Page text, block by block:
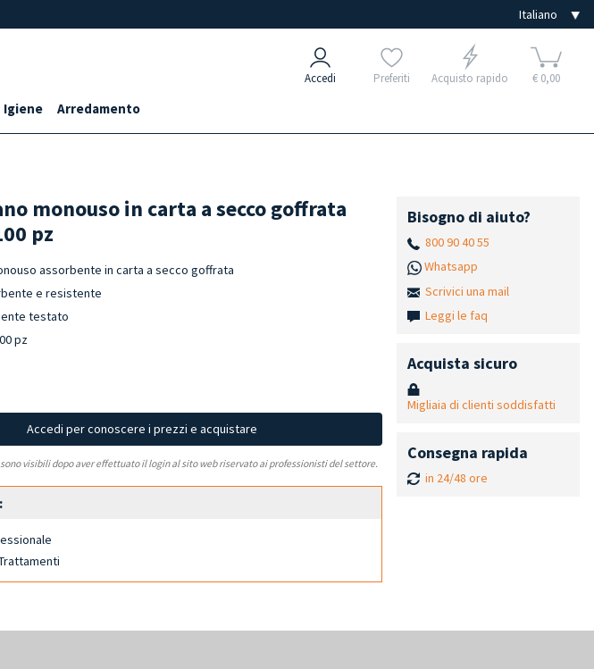
Accedi Preferiti Acquisto rapido € 0,00
Igiene Arredamento
monouso in carta a secco goffrata
pz
assorbente in carta a secco goffrata
e resistente
testato
pz
Accedi per conoscere i prezzi e acquistare
visibili dopo aver effettuato il login al sito web riservato ai professionisti del settore.
Bisogno di aiuto?
800 90 40 55
Whatsapp
Scrivici una mail
Leggi le faq
Acquista sicuro
Migliaia di clienti soddisfatti
Consegna rapida
in 24/48 ore